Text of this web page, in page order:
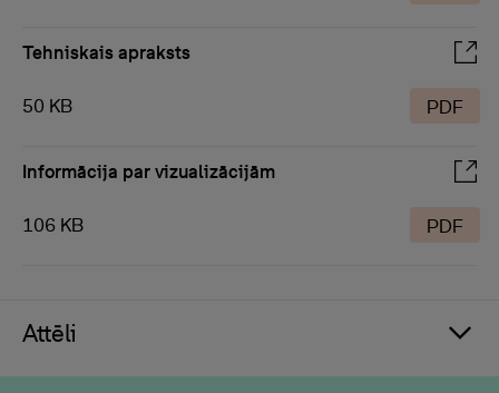
Tehniskais apraksts
50 KB PDF
Informācija par vizualizācijām
106 KB PDF
Attēli